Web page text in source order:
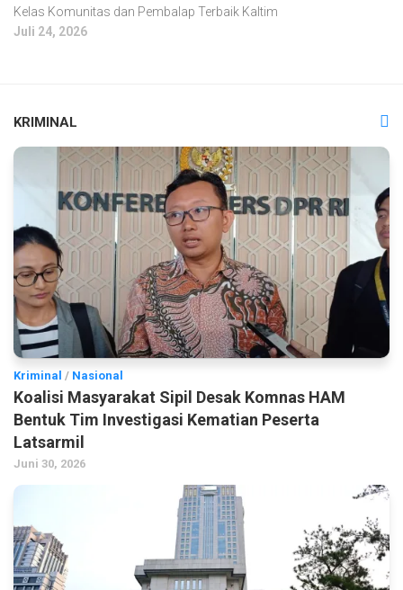
Kelas Komunitas dan Pembalap Terbaik Kaltim
Juli 24, 2026
KRIMINAL
Kriminal / Nasional
Koalisi Masyarakat Sipil Desak Komnas HAM
Bentuk Tim Investigasi Kematian Peserta
Latsarmil
Juni 30, 2026